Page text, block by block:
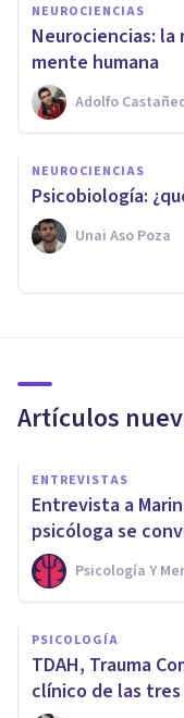
NEUROCIENCIAS
Neurociencias:
mente humana
Adolfo
NEUROCIENCIAS
Psicobiología:
Unai Aso Poza
Artículos
ENTREVISTAS
Entrevista a
psicóloga se
Psicología Y
PSICOLOGÍA
TDAH, Trauma
clínico de las tres